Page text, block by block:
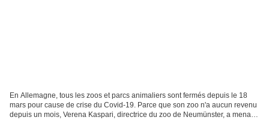
En Allemagne, tous les zoos et parcs animaliers sont fermés depuis le 18
mars pour cause de crise du Covid-19. Parce que son zoo n'a aucun revenu
depuis un mois, Verena Kaspari, directrice du zoo de Neumünster, a menacé